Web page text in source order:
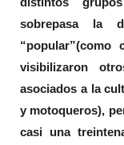
sobrepasa la
“popular”(como
visibilizaron
asociados a la
y motoqueros),
casi una